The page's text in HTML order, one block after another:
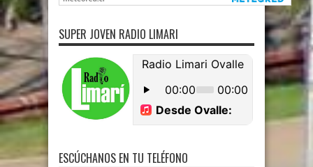
SUPER JOVEN RADIO LIMARI
ESCÚCHANOS EN TU TELÉFONO